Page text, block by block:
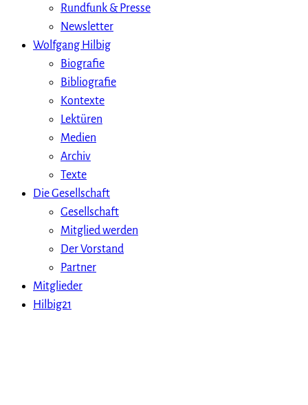
Rundfunk & Presse
Newsletter
Wolfgang Hilbig
Biografie
Bibliografie
Kontexte
Lektüren
Medien
Archiv
Texte
Die Gesellschaft
Gesellschaft
Mitglied werden
Der Vorstand
Partner
Mitglieder
Hilbig21